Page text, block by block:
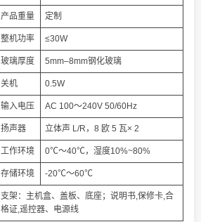
产品重量 定制
整机功率 ≤30W
玻璃厚度 5mm–8mm钢化玻璃
关机 0.5W
输入电压 AC 100～240V 50/60Hz
扬声器 立体声 L/R，8 欧 5 瓦× 2
工作环境 0℃～40℃，湿度10%~80%
存储环境 -20℃～60℃
支架：主机盒、盖板、底座；说明书,保修卡,合
格证,遥控器、电源线